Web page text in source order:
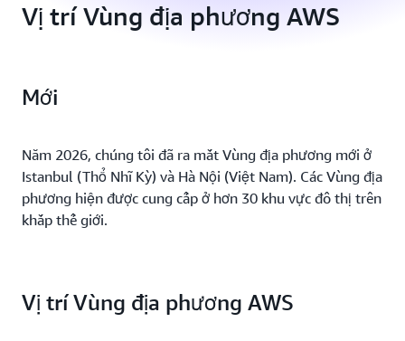
Vị trí Vùng địa phương AWS
Mới
Năm 2026, chúng tôi đã ra mắt Vùng địa phương mới ở
Istanbul (Thổ Nhĩ Kỳ) và Hà Nội (Việt Nam). Các Vùng địa
phương hiện được cung cấp ở hơn 30 khu vực đô thị trên
khắp thế giới.
Vị trí Vùng địa phương AWS